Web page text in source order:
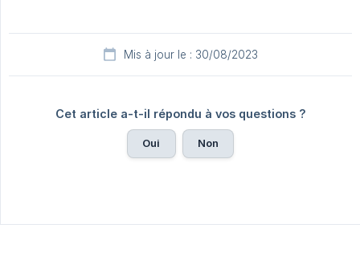
Mis à jour le : 30/08/2023
Cet article a-t-il répondu à vos questions ?
Oui Non